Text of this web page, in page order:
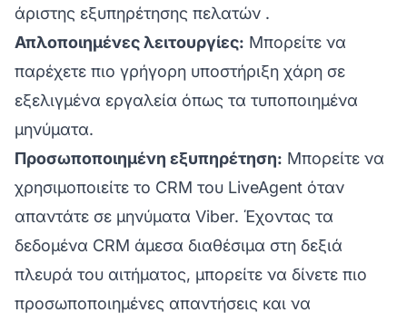
άριστης εξυπηρέτησης πελατών .
Απλοποιημένες λειτουργίες: Μπορείτε να
παρέχετε πιο γρήγορη υποστήριξη χάρη σε
εξελιγμένα εργαλεία όπως τα τυποποιημένα
μηνύματα.
Προσωποποιημένη εξυπηρέτηση: Μπορείτε να
χρησιμοποιείτε το CRM του LiveAgent όταν
απαντάτε σε μηνύματα Viber. Έχοντας τα
δεδομένα CRM άμεσα διαθέσιμα στη δεξιά
πλευρά του αιτήματος, μπορείτε να δίνετε πιο
προσωποποιημένες απαντήσεις και να